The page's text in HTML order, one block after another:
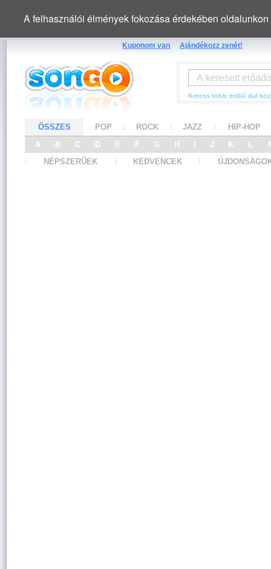
A felhasználói élmények fokozása érdekében
Kuponom van Ajándékozz zenét!
Keress több millió dal
ÖSSZES POP ROCK JAZZ
HIP-HOP
A
B C D E F G H J K L
NÉPSZERŰEK
KEDVENCEK